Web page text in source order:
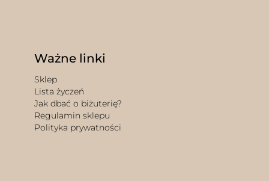
Ważne linki
Sklep
Lista życzeń
Jak dbać o biżuterię?
Regulamin sklepu
Polityka prywatności